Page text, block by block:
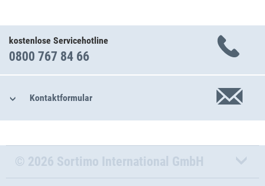
kostenlose Servicehotline
0800 767 84 66
Kontaktformular
© 2026 Sortimo International GmbH